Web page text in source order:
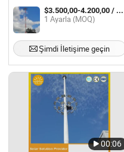
$3.500,00-4.200,00 / Ayarla
1 Ayarla (MOQ)
Şimdi İletişime geçin
00:06